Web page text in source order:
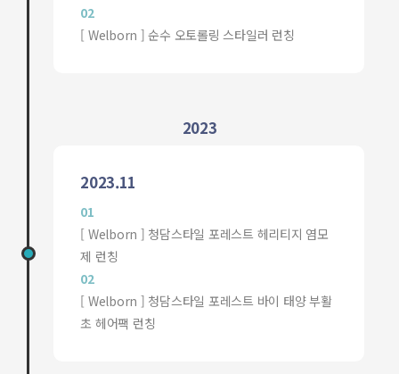
02
[ Welborn ] 순수 오토롤링 스타일러 런칭
2023
2023.11
01
[ Welborn ] 청담스타일 포레스트 헤리티지 염모
제 런칭
02
[ Welborn ] 청담스타일 포레스트 바이 태양 부활
초 헤어팩 런칭